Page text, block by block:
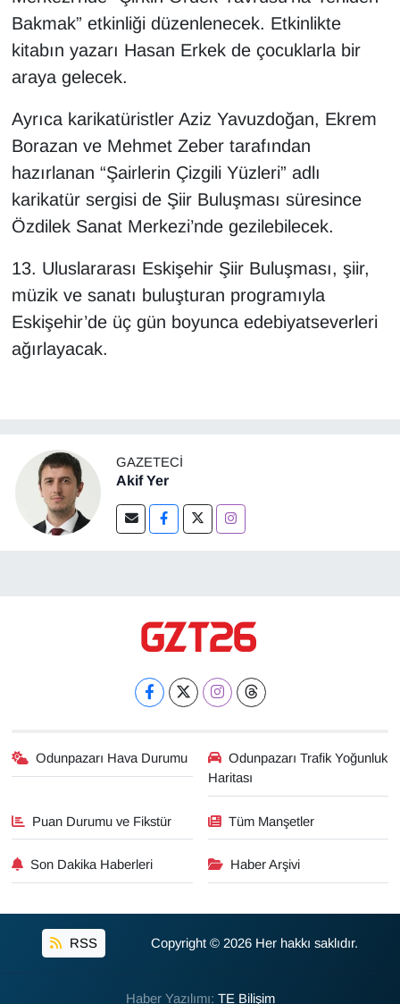
Bakmak” etkinliği düzenlenecek. Etkinlikte
kitabın yazarı Hasan Erkek de çocuklarla bir
araya gelecek.
Ayrıca karikatüristler Aziz Yavuzdoğan, Ekrem
Borazan ve Mehmet Zeber tarafından
hazırlanan “Şairlerin Çizgili Yüzleri” adlı
karikatür sergisi de Şiir Buluşması süresince
Özdilek Sanat Merkezi’nde gezilebilecek.
13. Uluslararası Eskişehir Şiir Buluşması, şiir,
müzik ve sanatı buluşturan programıyla
Eskişehir’de üç gün boyunca edebiyatseverleri
ağırlayacak.
GAZETECI
Akif Yer
Odunpazarı Hava Durumu
Odunpazarı Trafik Yoğunluk
Haritası
Puan Durumu ve Fikstür Tüm Manşetler
Son Dakika Haberleri Haber Arşivi
RSS Copyright © 2026 Her hakkı saklıdır.
Haber Yazılımı: TE Bilişim